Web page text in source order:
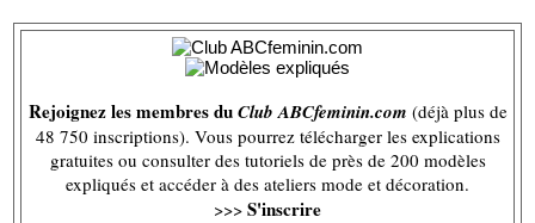
Rejoignez les membres duClub ABCfeminin.com (déjà plus de
48 750 inscriptions). Vous pourrez télécharger les explications
gratuites ou consulter des tutoriels de près de 200 modèles
expliqués et accéder à des ateliers mode et décoration.
>>> S'inscrire